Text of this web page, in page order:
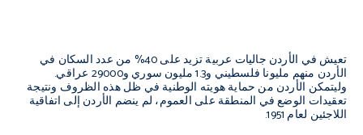
تعيش في الأردن جاليات عربية تزيد على 40% من عدد السكان في
الأردن منهم مليونا فلسطيني و1.3 مليون سوري و29000 عراقي.
وليتمكن الأردن من حماية هويته الوطنية في ظل هذه الظروف ونتيجة
تعقيدات الوضع في المنطقة على العموم، لم ينضم الأردن إلى اتفاقية
اللاجئين لعام 1951.